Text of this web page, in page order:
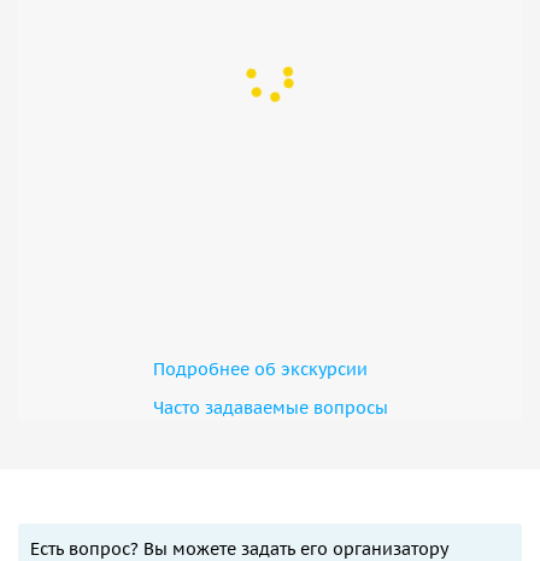
Подробнее об экскурсии
Часто задаваемые вопросы
Есть вопрос? Вы можете задать его организатору